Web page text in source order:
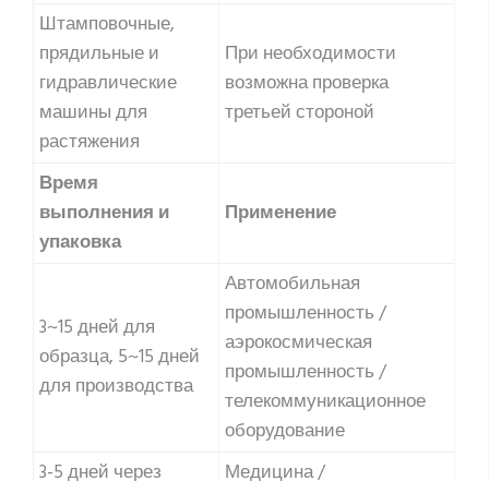
Штамповочные,
прядильные и
гидравлические
машины для
растяжения
При необходимости
возможна проверка
третьей стороной
Время
выполнения и
упаковка
Применение
3~15 дней для
образца, 5~15 дней
для производства
Автомобильная
промышленность /
аэрокосмическая
промышленность /
телекоммуникационное
оборудование
3-5 дней через
Медицина /